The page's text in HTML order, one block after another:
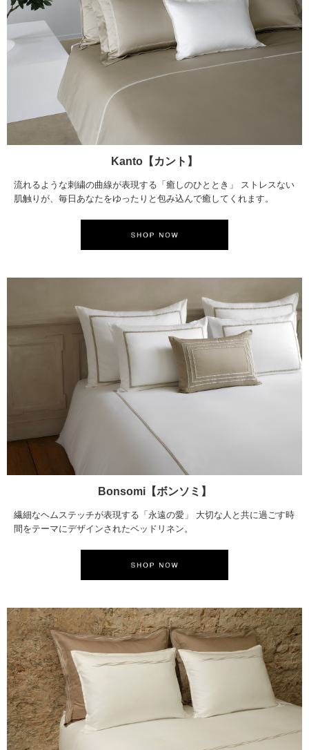
Kanto【カント】
流れるような刺繍の曲線が表現する「癒しのひととき」 ストレスない
肌触りが、毎日あなたをゆったりと包み込んで癒してくれます。
Bonsomi【ボンソミ】
繊細なヘムステッチが表現する「永遠の愛」 大切な人と共に過ごす時
間をテーマにデザインされたベッドリネン。